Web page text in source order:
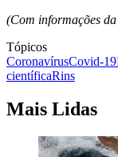
(Com informações
Tópicos
CoronavírusCovid-19
científicaRins
Mais Lidas